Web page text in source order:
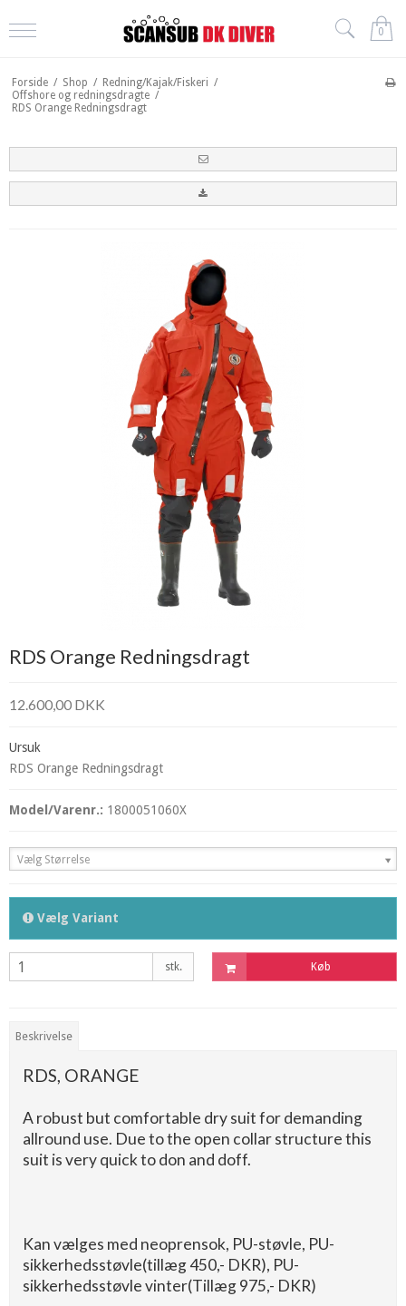
0
Forside / Shop / Redning/Kajak/Fiskeri /
Offshore og redningsdragte /
RDS Orange Redningsdragt
RDS Orange Redningsdragt
12.600,00 DKK
Ursuk
RDS Orange Redningsdragt
Model/Varenr.: 1800051060X
Vælg Størrelse
Vælg Variant
stk. Køb
Beskrivelse
RDS, ORANGE
A robust but comfortable dry suit for demanding
allround use. Due to the open collar structure this
suit is very quick to don and doff.
Kan vælges med neoprensok, PU-støvle, PU-
sikkerhedsstøvle(tillæg 450,- DKR), PU-
sikkerhedsstøvle vinter(Tillæg 975,- DKR)